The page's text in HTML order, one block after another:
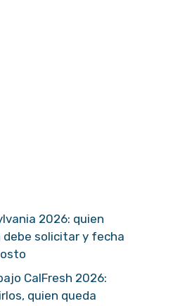
2026: quien
debe solicitar y fecha
CalFresh 2026:
quien queda